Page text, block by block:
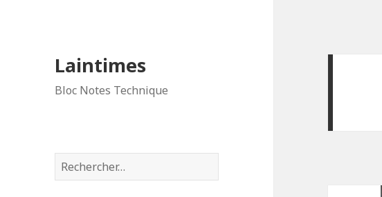
Laintimes
Bloc Notes Technique
Rechercher :